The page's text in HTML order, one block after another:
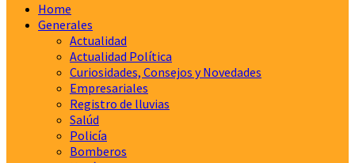
Home
Generales
Actualidad
Actualidad Política
Curiosidades, Consejos y Novedades
Empresariales
Registro de lluvias
Salúd
Policía
Bomberos